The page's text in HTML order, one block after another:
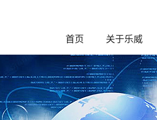
首页 关于乐威
发展历程
企业介绍
董事长介绍